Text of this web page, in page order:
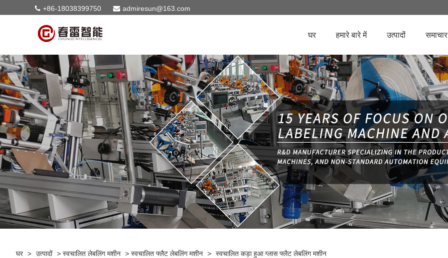
+86-18038399750 admiresun@163.com
घर हमारे बारे में उत्पादों समाचार
घर > उत्पादों > स्वचालित लेबलिंग मशीन > स्वचालित फ्लैट लेबलिंग मशीन > स्वचालित कड़ा हुआ ग्लास फ्लैट लेबलिंग मशीन